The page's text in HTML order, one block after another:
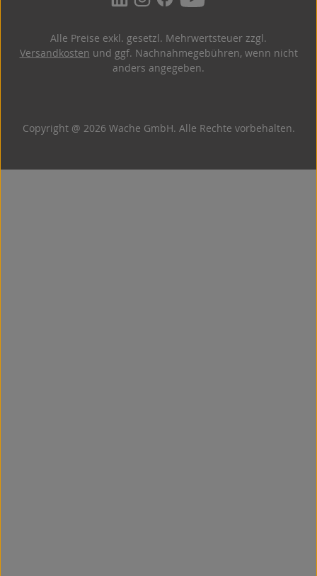
Copyright @ 2026 Wache GmbH. Alle Rechte vorbehalten.
Alle Preise exkl. gesetzl. Mehrwertsteuer zzgl.
Versandkosten und ggf. Nachnahmegebühren, wenn nicht
anders angegeben.